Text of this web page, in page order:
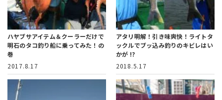
ハヤブサアイテム＆クーラーだけで
明石のタコ釣り船に乗ってみた！の
巻
2017.8.17
アタリ明解！引き味爽快！ライトタ
ックルでブッ込み釣りのキビレはい
かが !?
2018.5.17